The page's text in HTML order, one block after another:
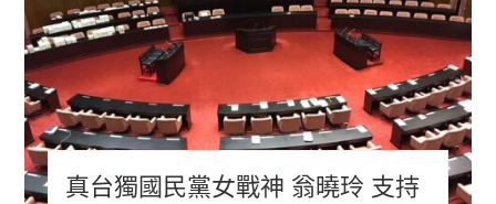
真台獨國民黨女戰神 翁曉玲 支持